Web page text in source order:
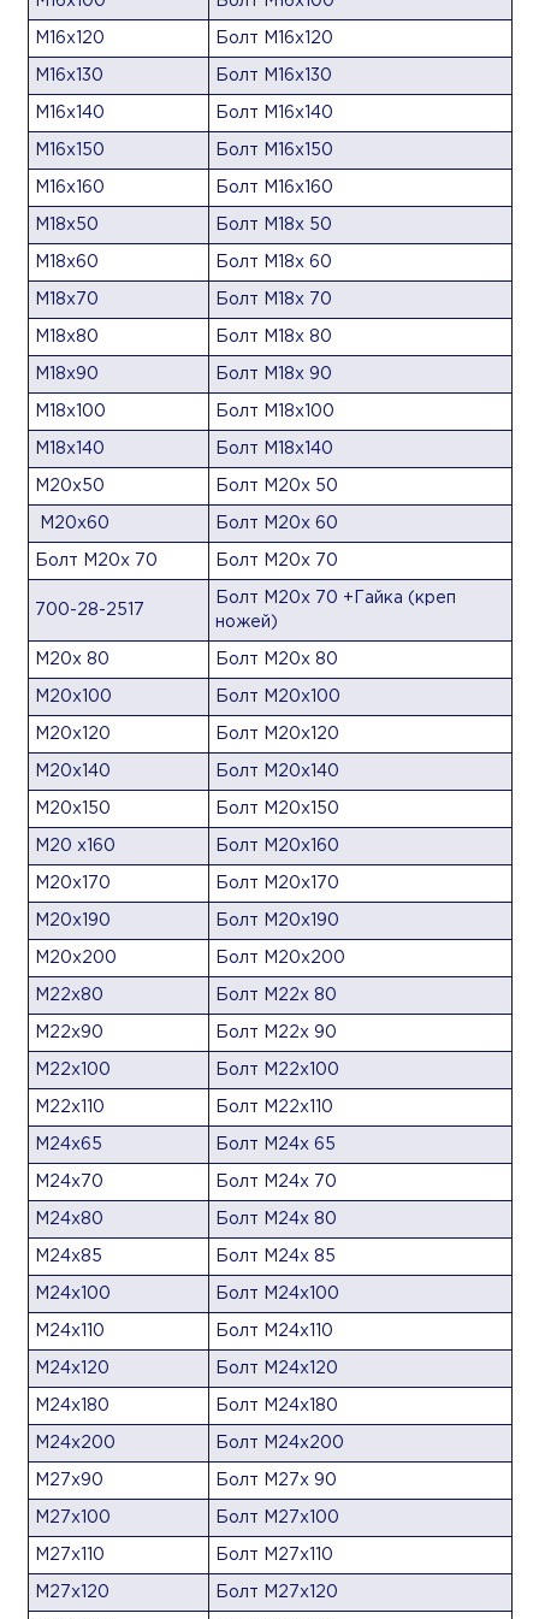
М16х120 Болт М16х120
М16х130 Болт М16х130
М16х140 Болт М16х140
М16х150 Болт М16х150
М16х160 Болт М16х160
М18х50 Болт М18х 50
М18х60 Болт М18х 60
М18х70 Болт М18х 70
М18х80 Болт М18х 80
М18х90 Болт М18х 90
М18х100 Болт М18х100
М18х140 Болт М18х140
М20х50 Болт М20х 50
М20х60 Болт М20х 60
Болт М20х 70 Болт М20х 70
700-28-2517
Болт М20х 70 +Гайка (креп
ножей)
М20х 80 Болт М20х 80
М20х100 Болт М20х100
М20х120 Болт М20х120
М20х140 Болт М20х140
М20х150 Болт М20х150
М20 х160 Болт М20х160
М20х170 Болт М20х170
М20х190 Болт М20х190
М20х200 Болт М20х200
М22х80 Болт М22х 80
М22х90 Болт М22х 90
М22х100 Болт М22х100
М22х110 Болт М22х110
М24х65 Болт М24х 65
М24х70 Болт М24х 70
М24х80 Болт М24х 80
М24х85 Болт М24х 85
М24х100 Болт М24х100
М24х110 Болт М24х110
М24х120 Болт М24х120
М24х180 Болт М24х180
М24х200 Болт М24х200
М27х90 Болт М27х 90
М27х100 Болт М27х100
М27х110 Болт М27х110
М27х120 Болт М27х120